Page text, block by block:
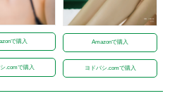
で購入
.comで購入
Amazonで購入
ヨドバシ.comで購入